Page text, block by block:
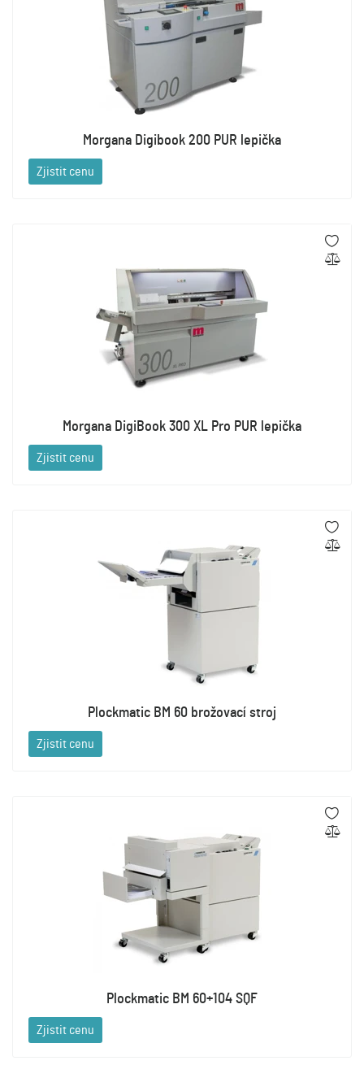
Morgana Digibook 200 PUR lepička
Zjistit cenu
Morgana DigiBook 300 XL Pro PUR lepička
Zjistit cenu
Plockmatic BM 60 brožovací stroj
Zjistit cenu
Plockmatic BM 60+104 SQF
Zjistit cenu